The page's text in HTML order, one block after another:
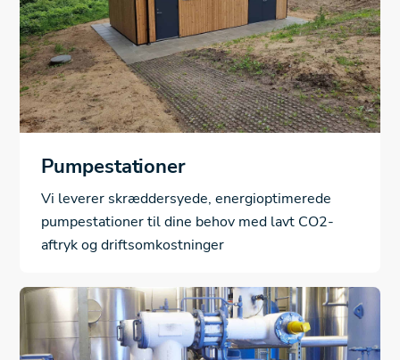
Pumpestationer
Vi leverer skræddersyede, energioptimerede
pumpestationer til dine behov med lavt CO2-
aftryk og driftsomkostninger